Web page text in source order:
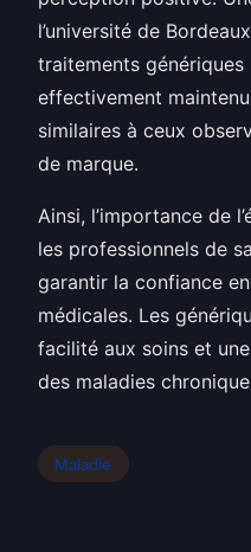
l’université de
traitements
effectivement
similaires à ceux
de marque.
Ainsi, l’importance de
les professionnels de
garantir la confiance
médicales. Les
facilité aux soins et
des maladies
Maladie